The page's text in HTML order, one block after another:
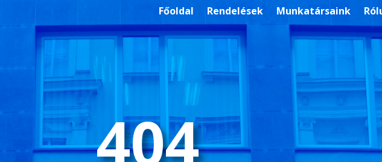
Főoldal Rendelések Munkatársaink
404